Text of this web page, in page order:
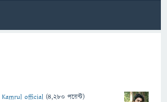
Kamrul official (4,280 পয়েন্ট)